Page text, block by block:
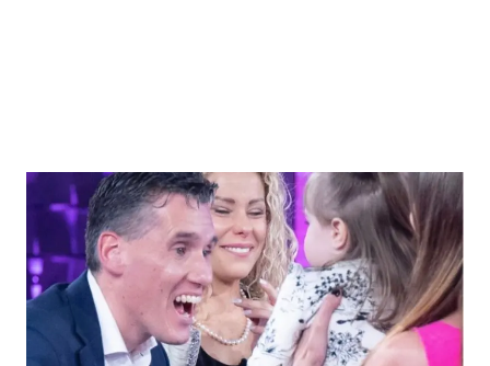
News Spettacolo
Benessere Cucina e Ricette
Consigli di Cucina